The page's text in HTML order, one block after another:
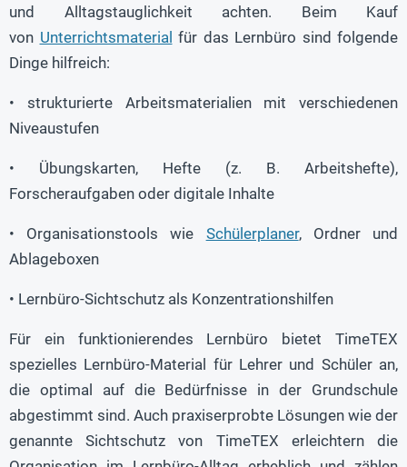
und Alltagstauglichkeit achten. Beim Kauf
von Unterrichtsmaterial für das Lernbüro sind folgende
Dinge hilfreich:
• strukturierte Arbeitsmaterialien mit verschiedenen
Niveaustufen
• Übungskarten, Hefte (z. B. Arbeitshefte),
Forscheraufgaben oder digitale Inhalte
• Organisationstools wie Schülerplaner, Ordner und
Ablageboxen
• Lernbüro-Sichtschutz als Konzentrationshilfen
Für ein funktionierendes Lernbüro bietet TimeTEX
spezielles Lernbüro-Material für Lehrer und Schüler an,
die optimal auf die Bedürfnisse in der Grundschule
abgestimmt sind. Auch praxiserprobte Lösungen wie der
genannte Sichtschutz von TimeTEX erleichtern die